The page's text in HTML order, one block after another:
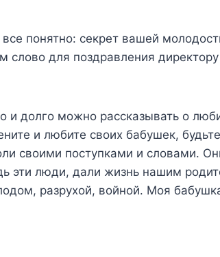
понятно: секрет вашей
слово для поздравления
и долго можно рассказывать о
и любите своих бабушек,
своими поступками и словами.
эти люди, дали жизнь нашим
разрухой, войной. Моя